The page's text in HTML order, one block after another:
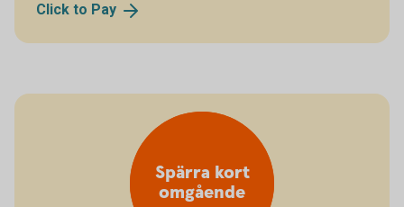
Click to Pay
Spärra kort
omgående